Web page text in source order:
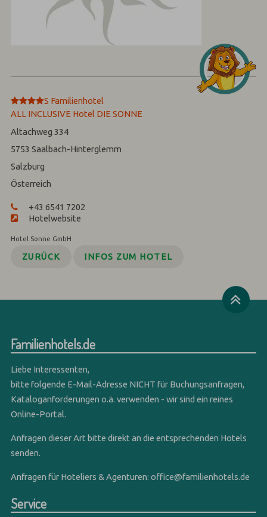
****
S Familienhotel
ALL INCLUSIVE Hotel DIE SONNE
Altachweg 334
5753 Saalbach-Hinterglemm
Salzburg
Österreich
+43 6541 7202
Hotelwebsite
Hotel Sonne GmbH
ZURÜCK INFOS ZUM HOTEL
Familienhotels.de
Liebe Interessenten,
bitte folgende E-Mail-Adresse NICHT für Buchungsanfragen,
Kataloganforderungen o.ä. verwenden - wir sind ein reines
Online-Portal.
Anfragen dieser Art bitte direkt an die entsprechenden Hotels
senden.
Anfragen für Hoteliers & Agenturen:office@familienhotels.de
Service